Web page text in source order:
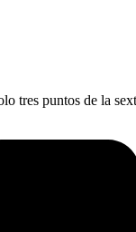
tres puntos de la